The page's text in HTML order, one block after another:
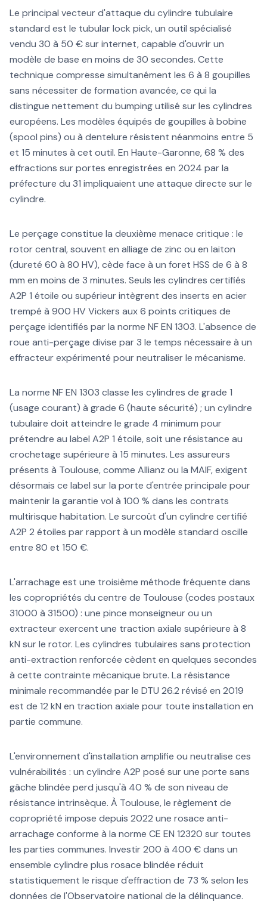
Le principal vecteur d'attaque du cylindre tubulaire
standard est le tubular lock pick, un outil spécialisé
vendu 30 à 50 € sur internet, capable d'ouvrir un
modèle de base en moins de 30 secondes. Cette
technique compresse simultanément les 6 à 8 goupilles
sans nécessiter de formation avancée, ce qui la
distingue nettement du bumping utilisé sur les cylindres
européens. Les modèles équipés de goupilles à bobine
(spool pins) ou à dentelure résistent néanmoins entre 5
et 15 minutes à cet outil. En Haute-Garonne, 68 % des
effractions sur portes enregistrées en 2024 par la
préfecture du 31 impliquaient une attaque directe sur le
cylindre.
Le perçage constitue la deuxième menace critique : le
rotor central, souvent en alliage de zinc ou en laiton
(dureté 60 à 80 HV), cède face à un foret HSS de 6 à 8
mm en moins de 3 minutes. Seuls les cylindres certifiés
A2P 1 étoile ou supérieur intègrent des inserts en acier
trempé à 900 HV Vickers aux 6 points critiques de
perçage identifiés par la norme NF EN 1303. L'absence de
roue anti-perçage divise par 3 le temps nécessaire à un
effracteur expérimenté pour neutraliser le mécanisme.
La norme NF EN 1303 classe les cylindres de grade 1
(usage courant) à grade 6 (haute sécurité) ; un cylindre
tubulaire doit atteindre le grade 4 minimum pour
prétendre au label A2P 1 étoile, soit une résistance au
crochetage supérieure à 15 minutes. Les assureurs
présents à Toulouse, comme Allianz ou la MAIF, exigent
désormais ce label sur la porte d'entrée principale pour
maintenir la garantie vol à 100 % dans les contrats
multirisque habitation. Le surcoût d'un cylindre certifié
A2P 2 étoiles par rapport à un modèle standard oscille
entre 80 et 150 €.
L'arrachage est une troisième méthode fréquente dans
les copropriétés du centre de Toulouse (codes postaux
31000 à 31500) : une pince monseigneur ou un
extracteur exercent une traction axiale supérieure à 8
kN sur le rotor. Les cylindres tubulaires sans protection
anti-extraction renforcée cèdent en quelques secondes
à cette contrainte mécanique brute. La résistance
minimale recommandée par le DTU 26.2 révisé en 2019
est de 12 kN en traction axiale pour toute installation en
partie commune.
L'environnement d'installation amplifie ou neutralise ces
vulnérabilités : un cylindre A2P posé sur une porte sans
gâche blindée perd jusqu'à 40 % de son niveau de
résistance intrinsèque. À Toulouse, le règlement de
copropriété impose depuis 2022 une rosace anti-
arrachage conforme à la norme CE EN 12320 sur toutes
les parties communes. Investir 200 à 400 € dans un
ensemble cylindre plus rosace blindée réduit
statistiquement le risque d'effraction de 73 % selon les
données de l'Observatoire national de la délinquance.